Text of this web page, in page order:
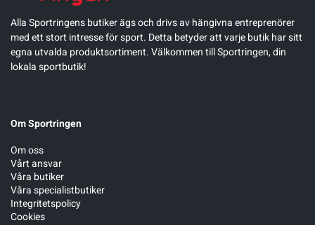
Alla Sportringens butiker ägs och drivs av hängivna entreprenörer
med ett stort intresse för sport. Detta betyder att varje butik har sitt
egna utvalda produktsortiment. Välkommen till Sportringen, din
lokala sportbutik!
Om Sportringen
Om oss
Vårt ansvar
Våra butiker
Våra specialistbutiker
Integritetspolicy
Cookies